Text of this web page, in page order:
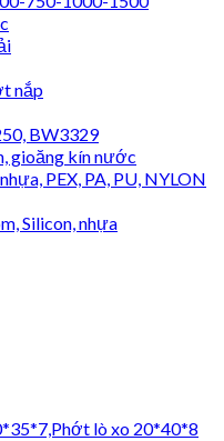
nắp
BW3329
gioăng kín nước
PEX, PA, PU, NYLON
Silicon, nhựa
lò xo 20*40*8